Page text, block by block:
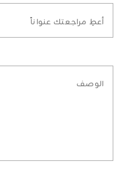
أعطِ مراجعتك عنواناً
الوصف